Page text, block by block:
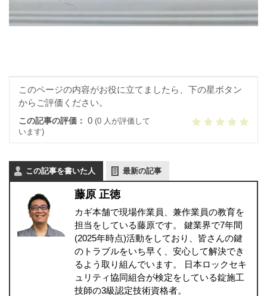
このページの内容がお役に立てましたら、下の星ボタン
からご評価ください。
この記事の評価： 0 (0 人が評価して
います)
この記事を書いた人 最新の記事
藤原 正徳
カギ本舗で現場作業員、兼作業員の教育を
担当をしている藤原です。 鍵業界で7年間
(2025年時点)活動をしており、皆さんの鍵
のトラブルをいち早く、安心して解決でき
るよう取り組んでいます。 日本ロックセキ
ュリティ協同組合が検定をしている錠施工
技師の3級認定技術資格者。